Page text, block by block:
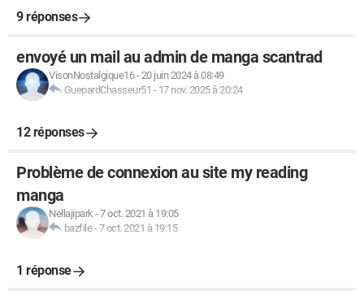
9 réponses
envoyé un mail au admin de manga scantrad
VisonNostalgique16-20 juin 2024 à 08:49
GuepardChasseur51 - 17 nov. 2025 à 20:24
12 réponses
Problème de connexion au site my reading
manga
Nellajipark-7 oct. 2021 à 19:05
bazfile-7 oct. 2021 à 19:15
1 réponse